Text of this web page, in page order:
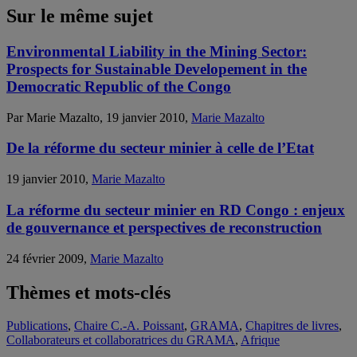
Sur le même sujet
Environmental Liability in the Mining Sector:
Prospects for Sustainable Developement in the
Democratic Republic of the Congo
Par Marie Mazalto, 19 janvier 2010, Marie Mazalto
De la réforme du secteur minier à celle de l’Etat
19 janvier 2010, Marie Mazalto
La réforme du secteur minier en RD Congo : enjeux
de gouvernance et perspectives de reconstruction
24 février 2009, Marie Mazalto
Thèmes et mots-clés
Publications, Chaire C.-A. Poissant, GRAMA, Chapitres de livres,
Collaborateurs et collaboratrices du GRAMA, Afrique